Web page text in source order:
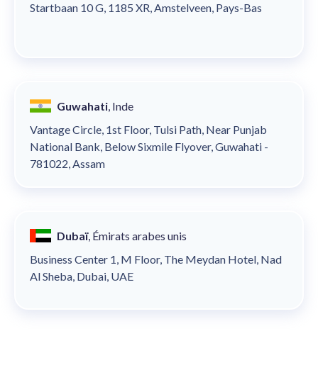
Startbaan 10 G, 1185 XR, Amstelveen, Pays-Bas
Guwahati , Inde
Vantage Circle, 1st Floor, Tulsi Path, Near Punjab
National Bank, Below Sixmile Flyover, Guwahati -
781022, Assam
Dubaï, Émirats arabes unis
Business Center 1, M Floor, The Meydan Hotel, Nad
Al Sheba, Dubai, UAE